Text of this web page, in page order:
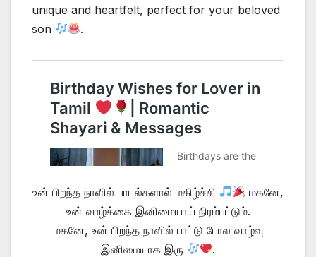
unique and heartfelt, perfect for your beloved
son
.
உன் பிறந்த நாளில் பாடல்களால் மகிழ்ச்சி
மகனே,
உன் வாழ்க்கை இனிமையாய் நிரம்பட்டும்.
மகனே, உன் பிறந்த நாளில் பாட்டு போல வாழ்வு
இனிமையாக இரு
.